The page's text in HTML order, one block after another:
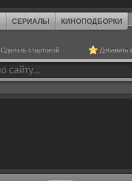
СЕРИАЛЫ КИНОПОДБОРКИ
Сделать стартовой Добавить